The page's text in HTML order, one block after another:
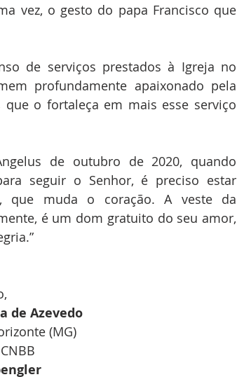
vez, o gesto do papa Francisco que
de serviços prestados à Igreja no
profundamente apaixonado pela
o fortaleça em mais esse serviço
de outubro de 2020, quando
seguir o Senhor, é preciso estar
que muda o coração. A veste da
é um dom gratuito do seu amor,
de Azevedo
(MG)